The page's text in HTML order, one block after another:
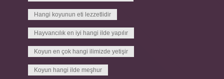
Hangi koyunun eti lezzetlidir
Hayvancılık en iyi hangi ilde yapılır
Koyun en çok hangi ilimizde yetişir
Koyun hangi ilde meşhur